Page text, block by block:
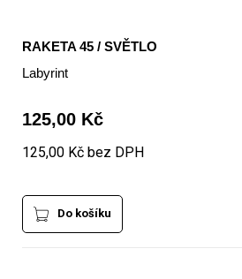
RAKETA 45 / SVĚTLO
Labyrint
125,00 Kč
125,00 Kč bez DPH
Do košíku